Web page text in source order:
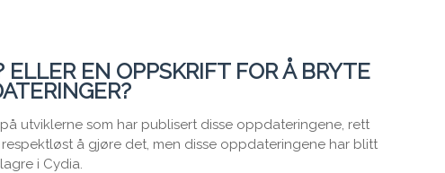
ELLER EN OPPSKRIFT FOR Å BRYTE
utviklerne som har publisert disse oppdateringene, rett
å gjøre det, men disse oppdateringene har blitt
i Cydia.